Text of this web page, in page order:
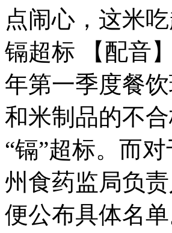
安徽一实载49人客车翻车
走！跟着总书记去植树
消防员救轻生者 花炮节热闹非凡
纽约上演“枕头大战”
点闹心，这米
镉超标 【配音
年第一季度餐
和米制品的不
“镉”超标。而
州食药监局负
便公布具体名